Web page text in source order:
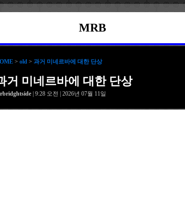
MRB
> old > 과거 미네르바에 대한 단상
거 미네르바에 대한 단상
| 9:28 오전 | 2026년 07월 11일